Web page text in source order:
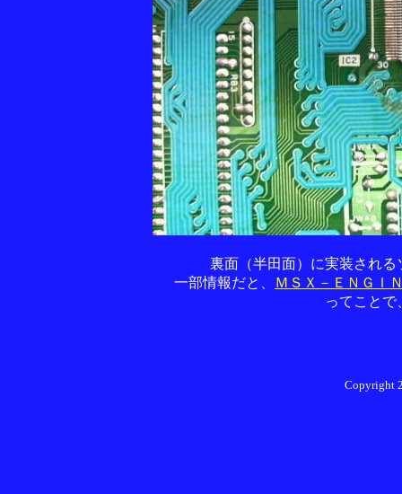
裏面（半田面）に実装され
一部情報だと、
ＭＳＸ－ＥＮＧＩ
ってことで
Copyright